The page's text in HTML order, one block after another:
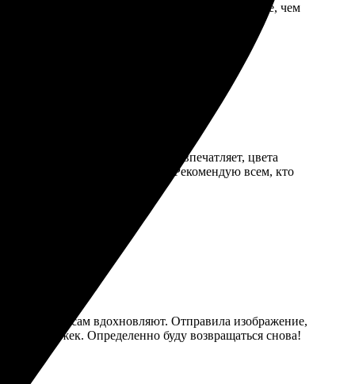
и оформила заказ. Доставка пришла даже раньше, чем
дней уже забрал. Качество впечатляет, цвета
всегда отвечают на вопросы. Рекомендую всем, кто
всем вопросам вдохновляют. Отправила изображение,
без задержек. Определенно буду возвращаться снова!